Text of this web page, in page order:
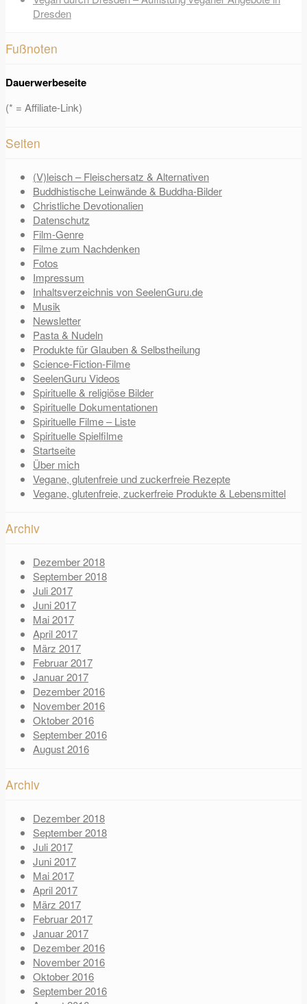
Dresden
Fußnoten
Dauerwerbeseite
(* = Affiliate-Link)
Seiten
(V)leisch – Fleischersatz & Alternativen
Buddhistische Leinwände & Buddha-Bilder
Christliche Devotionalien
Datenschutz
Film-Genre
Filme zum Nachdenken
Fotos
Impressum
Inhaltsverzeichnis von SeelenGuru.de
Musik
Newsletter
Pasta & Nudeln
Produkte für Glauben & Selbstheilung
Science-Fiction-Filme
SeelenGuru Videos
Spirituelle & religiöse Bilder
Spirituelle Dokumentationen
Spirituelle Filme – Liste
Spirituelle Spielfilme
Startseite
Über mich
Vegane, glutenfreie und zuckerfreie Rezepte
Vegane, glutenfreie, zuckerfreie Produkte & Lebensmittel
Archiv
Dezember 2018
September 2018
Juli 2017
Juni 2017
Mai 2017
April 2017
März 2017
Februar 2017
Januar 2017
Dezember 2016
November 2016
Oktober 2016
September 2016
August 2016
Archiv
Dezember 2018
September 2018
Juli 2017
Juni 2017
Mai 2017
April 2017
März 2017
Februar 2017
Januar 2017
Dezember 2016
November 2016
Oktober 2016
September 2016